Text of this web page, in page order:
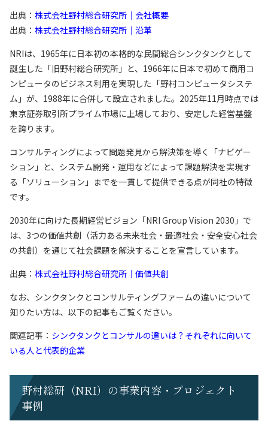
出典： 株式会社野村総合研究所｜会社概要
出典： 株式会社野村総合研究所｜沿革
NRIは、1965年に日本初の本格的な民間総合シンクタンクとして
誕生した「旧野村総合研究所」と、1966年に日本で初めて商用コ
ンピュータのビジネス利用を実現した「野村コンピュータシステ
ム」が、1988年に合併して設立されました。2025年11月時点では
東京証券取引所プライム市場に上場しており、安定した経営基盤
を誇ります。
コンサルティングによって問題発見から解決策を導く「ナビゲー
ション」と、システム開発・運用などによって課題解決を実現す
る「ソリューション」までを一貫して提供できる点が同社の特徴
です。
2030年に向けた長期経営ビジョン「NRI Group Vision 2030」で
は、3つの価値共創（活力ある未来社会・最適社会・安全安心社会
の共創）を通じて社会課題を解決することを宣言しています。
出典： 株式会社野村総合研究所｜価値共創
なお、シンクタンクとコンサルティングファームの違いについて
知りたい方は、以下の記事もご覧ください。
関連記事： シンクタンクとコンサルの違いは？それぞれに向いて
いる人と代表的企業
野村総研（NRI）の事業内容・プロジェクト
事例